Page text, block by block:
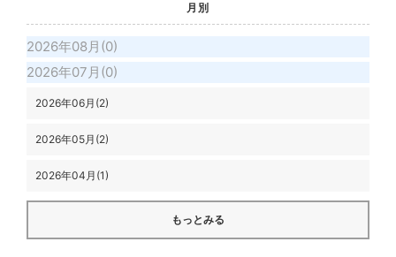
月別
2026年08月(0)
2026年07月(0)
2026年06月(2)
2026年05月(2)
2026年04月(1)
もっとみる